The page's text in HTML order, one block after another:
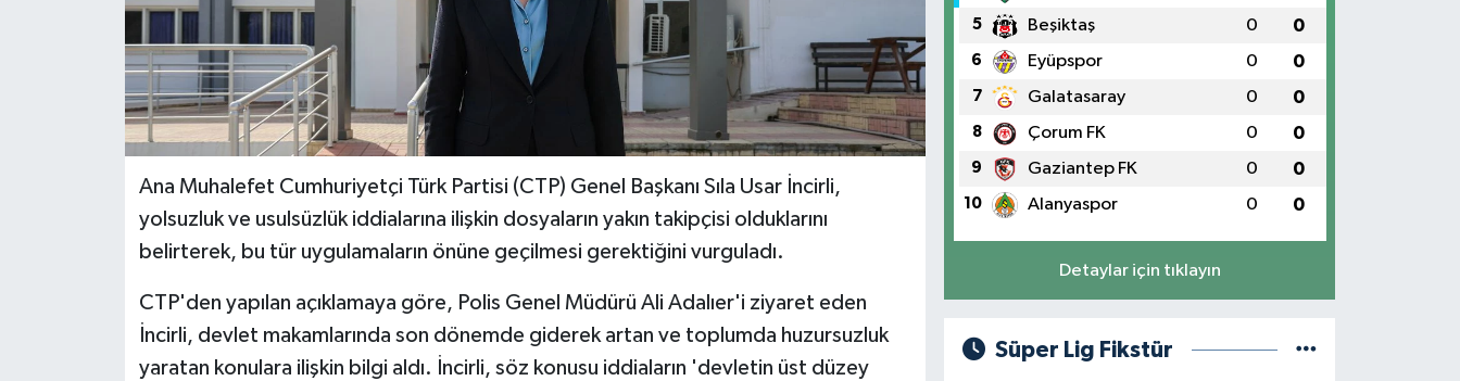
Ana Muhalefet Cumhuriyetçi Türk Partisi (CTP) Genel Başkanı Sıla Usar İncirli,
yolsuzluk ve usulsüzlük iddialarına ilişkin dosyaların yakın takipçisi olduklarını
belirterek, bu tür uygulamaların önüne geçilmesi gerektiğini vurguladı.
CTP'den yapılan açıklamaya göre, Polis Genel Müdürü Ali Adalıer'i ziyaret eden
İncirli, devlet makamlarında son dönemde giderek artan ve toplumda huzursuzluk
yaratan konulara ilişkin bilgi aldı. İncirli, söz konusu iddiaların 'devletin üst düzey
5 Beşiktaş 0 0
6 Eyüpspor 0 0
7 Galatasaray 0 0
8 Çorum FK 0 0
9 Gaziantep FK 0 0
10 Alanyaspor 0 0
Detaylar için tıklayın
Süper Lig Fikstür